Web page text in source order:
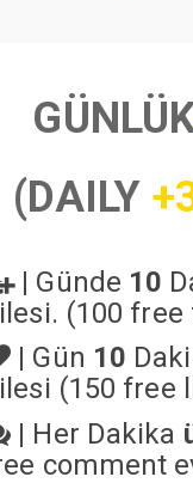
(DAILY
| Günde 10
(100
| Gün 10
(150 free
| Her Dakika
comment